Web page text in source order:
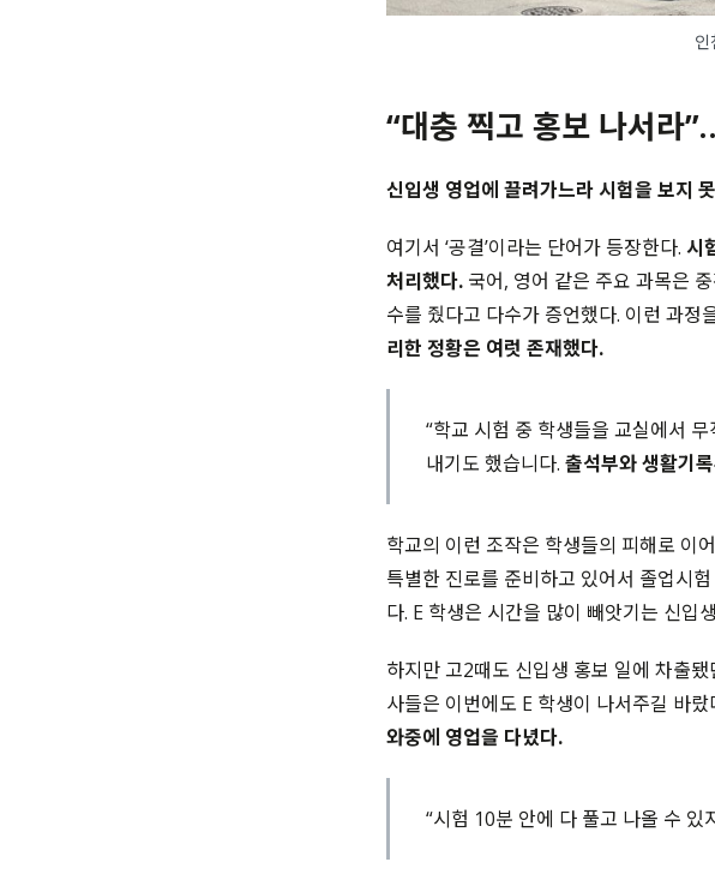
“대충 찍고 홍보 나서라
신입생 영업에 끌려가느라 시험을 보지
여기서 ‘공결’이라는 단어가 등장한다. 시
처리했다. 국어, 영어 같은 주요 과목은
수를 줬다고 다수가 증언했다. 이런 과정
리한 정황은 여럿 존재했다.
“학교 시험 중 학생들을 교실에서
내기도 했습니다. 출석부와 생활기
학교의 이런 조작은 학생들의 피해로 이
특별한 진로를 준비하고 있어서 졸업시
다. E 학생은 시간을 많이 빼앗기는 신입
하지만 고2때도 신입생 홍보 일에 차출
사들은 이번에도 E 학생이 나서주길 바랐
와중에 영업을 다녔다.
“시험 10분 안에 다 풀고 나올 수